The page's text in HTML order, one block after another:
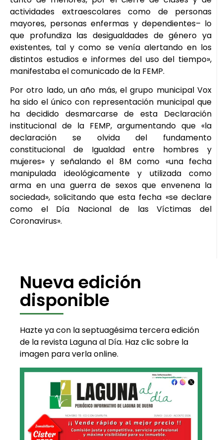
actividades extraescolares como de personas
mayores, personas enfermas y dependientes– lo
que profundiza las desigualdades de género ya
existentes, tal y como se venía alertando en los
distintos estudios e informes del uso del tiempo»,
manifestaba el comunicado de la FEMP.
Por otro lado, un año más, el grupo municipal Vox
ha sido el único con representación municipal que
ha decidido desmarcarse de esta Declaración
institucional de la FEMP, argumentando que «la
declaración se olvida del fundamento
constitucional de Igualdad entre hombres y
mujeres» y señalando el 8M como «una fecha
manipulada ideológicamente y utilizada como
arma en una guerra de sexos que envenena la
sociedad», solicitando que esta fecha «se declare
como el Día Nacional de las Víctimas del
Coronavirus».
Nueva edición
disponible
Hazte ya con la septuagésima tercera edición
de la revista Laguna al Día. Haz clic sobre la
imagen para verla online.